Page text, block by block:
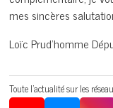
mes sincères
Loïc Prud’homme
Toute l'actualité sur les